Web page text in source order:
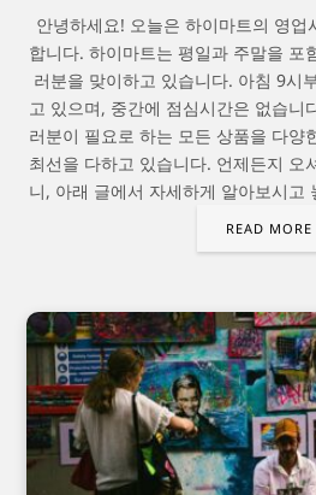
안녕하세요! 오늘은 하이마트의 영업
합니다. 하이마트는 평일과 주말을 포
러분을 맞이하고 있습니다. 아침 9시
고 있으며, 중간에 점심시간은 없습니
러분이 필요로 하는 모든 상품을 다양
최선을 다하고 있습니다. 언제든지 오
니, 아래 글에서 자세하게 알아보시고
READ MORE